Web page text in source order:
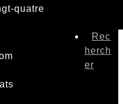
quatre
Rec
herch
er